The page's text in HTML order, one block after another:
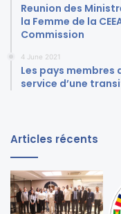
Reunion des
la Femme de la
Commission
4 June 2021
Les pays membres
service d’une
Articles récents